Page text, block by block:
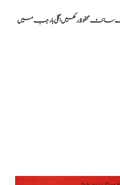
سائٹ محفوظ رکھیں اگلی بار جب میں